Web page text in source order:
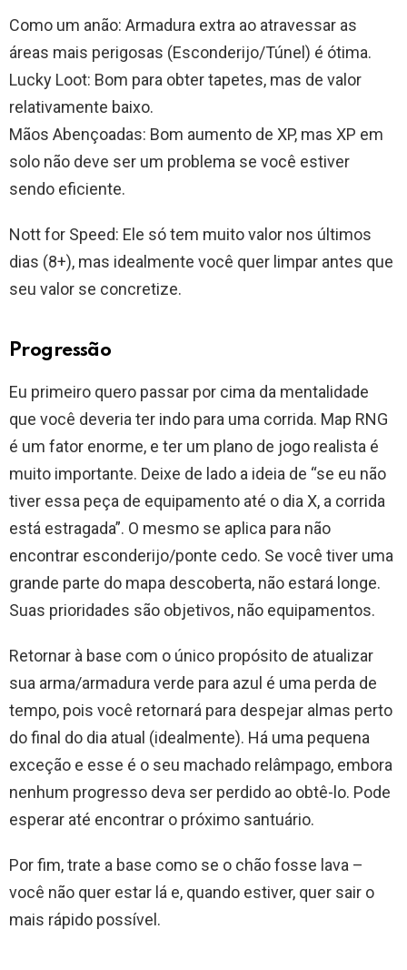
Como um anão: Armadura extra ao atravessar as
áreas mais perigosas (Esconderijo/Túnel) é ótima.
Lucky Loot: Bom para obter tapetes, mas de valor
relativamente baixo.
Mãos Abençoadas: Bom aumento de XP, mas XP em
solo não deve ser um problema se você estiver
sendo eficiente.
Nott for Speed: Ele só tem muito valor nos últimos
dias (8+), mas idealmente você quer limpar antes que
seu valor se concretize.
Progressão
Eu primeiro quero passar por cima da mentalidade
que você deveria ter indo para uma corrida. Map RNG
é um fator enorme, e ter um plano de jogo realista é
muito importante. Deixe de lado a ideia de “se eu não
tiver essa peça de equipamento até o dia X, a corrida
está estragada”. O mesmo se aplica para não
encontrar esconderijo/ponte cedo. Se você tiver uma
grande parte do mapa descoberta, não estará longe.
Suas prioridades são objetivos, não equipamentos.
Retornar à base com o único propósito de atualizar
sua arma/armadura verde para azul é uma perda de
tempo, pois você retornará para despejar almas perto
do final do dia atual (idealmente). Há uma pequena
exceção e esse é o seu machado relâmpago, embora
nenhum progresso deva ser perdido ao obtê-lo. Pode
esperar até encontrar o próximo santuário.
Por fim, trate a base como se o chão fosse lava –
você não quer estar lá e, quando estiver, quer sair o
mais rápido possível.